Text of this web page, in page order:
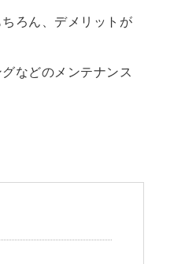
ろん、デメリットが
などのメンテナンス